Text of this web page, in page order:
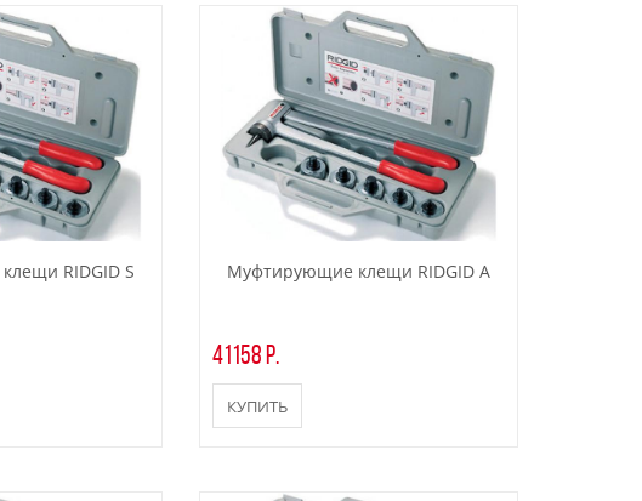
RIDGID S Муфтирующие клещи RIDGID A
41158 р.
КУПИТЬ